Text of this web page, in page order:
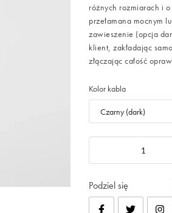
różnych rozmiarach i
przełamana mocnym
zawieszenie (opcja
klient, zakładając
złączając całość
Kolor kabla
Podziel się